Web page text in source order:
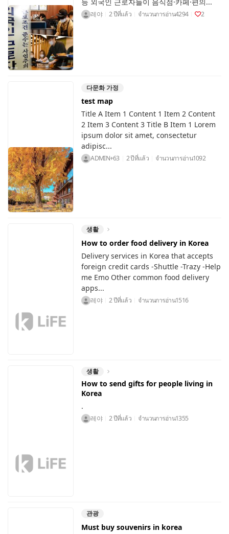
레야 2 ปีที่แล้ว จำนวนการอ่าน4294 2
다문화 가정
test map
Title A Item 1 Content 1 Item 2 Content
2 Item 3 Content 3 Title B Item 1 Lorem
ipsum dolor sit amet, consectetur
adipisc...
ADMIN+63 2 ปีที่แล้ว จำนวนการอ่าน1092
생활
How to order food delivery in Korea
Delivery services in Korea that accepts
foreign credit cards -Shuttle -Trazy -Help
me Emo Other common food delivery
apps...
레야 2 ปีที่แล้ว จำนวนการอ่าน1516
생활
How to send gifts for people living in
Korea
.
레야 2 ปีที่แล้ว จำนวนการอ่าน1355
관광
Must buy souvenirs in korea